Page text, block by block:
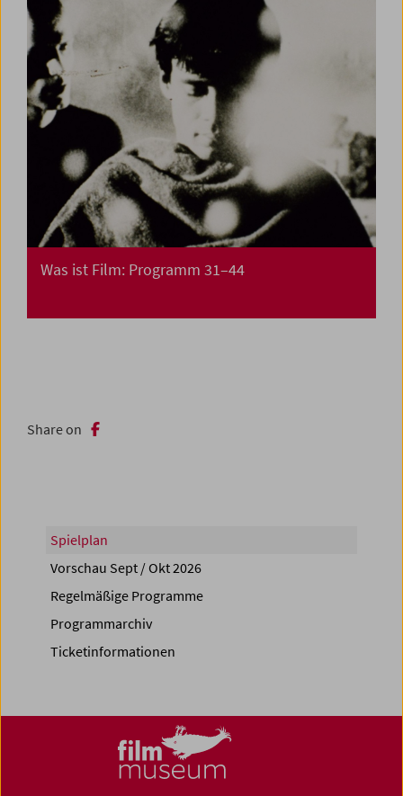
Was ist Film: Programm 31–44
Share on
Spielplan
Vorschau Sept / Okt 2026
Regelmäßige Programme
Programmarchiv
Ticketinformationen